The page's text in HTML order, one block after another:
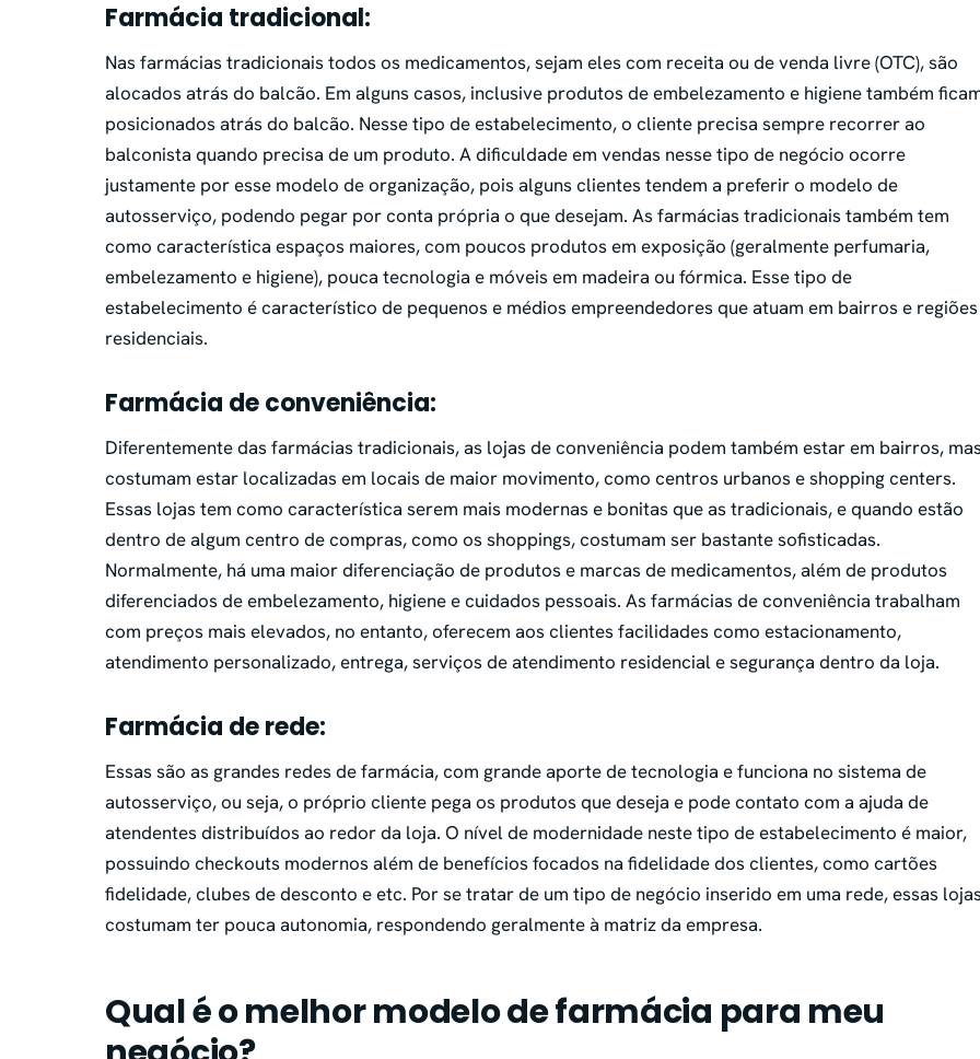
Farmácia tradicional:
Nas farmácias tradicionais todos os medicamentos, sejam eles com receita ou de venda livre (OTC), são
alocados atrás do balcão. Em alguns casos, inclusive produtos de embelezamento e higiene também
posicionados atrás do balcão. Nesse tipo de estabelecimento, o cliente precisa sempre recorrer ao
balconista quando precisa de um produto. A dificuldade em vendas nesse tipo de negócio ocorre
justamente por esse modelo de organização, pois alguns clientes tendem a preferir o modelo de
autosserviço, podendo pegar por conta própria o que desejam. As farmácias tradicionais também tem
como característica espaços maiores, com poucos produtos em exposição (geralmente perfumaria,
embelezamento e higiene), pouca tecnologia e móveis em madeira ou fórmica. Esse tipo de
estabelecimento é característico de pequenos e médios empreendedores que atuam em bairros e regiões
residenciais.
Farmácia de conveniência:
Diferentemente das farmácias tradicionais, as lojas de conveniência podem também estar em bairros,
costumam estar localizadas em locais de maior movimento, como centros urbanos e shopping centers.
Essas lojas tem como característica serem mais modernas e bonitas que as tradicionais, e quando estão
dentro de algum centro de compras, como os shoppings, costumam ser bastante sofisticadas.
Normalmente, há uma maior diferenciação de produtos e marcas de medicamentos, além de produtos
diferenciados de embelezamento, higiene e cuidados pessoais. As farmácias de conveniência trabalham
com preços mais elevados, no entanto, oferecem aos clientes facilidades como estacionamento,
atendimento personalizado, entrega, serviços de atendimento residencial e segurança dentro da loja.
Farmácia de rede:
Essas são as grandes redes de farmácia, com grande aporte de tecnologia e funciona no sistema de
autosserviço, ou seja, o próprio cliente pega os produtos que deseja e pode contato com a ajuda de
atendentes distribuídos ao redor da loja. O nível de modernidade neste tipo de estabelecimento é maior,
possuindo checkouts modernos além de benefícios focados na fidelidade dos clientes, como cartões
fidelidade, clubes de desconto e etc. Por se tratar de um tipo de negócio inserido em uma rede, essas
costumam ter pouca autonomia, respondendo geralmente à matriz da empresa.
Qual é o melhor modelo de farmácia para meu